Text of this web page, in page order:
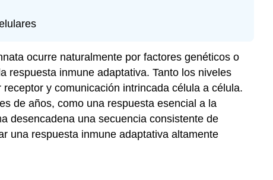
ocurre naturalmente por factores genéticos o
respuesta inmune adaptativa. Tanto los niveles
y comunicación intrincada célula a célula.
de años, como una respuesta esencial a la
desencadena una secuencia consistente de
una respuesta inmune adaptativa altamente